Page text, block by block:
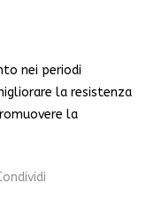
nei periodi
la resistenza
la